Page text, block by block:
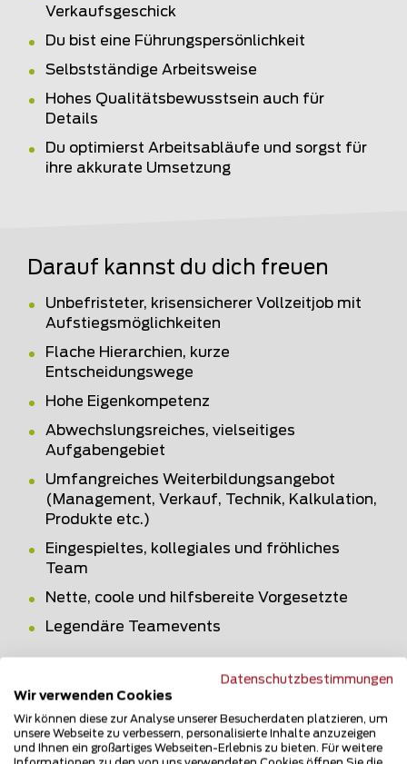
Verkaufsgeschick
Du bist eine Führungspersönlichkeit
Selbstständige Arbeitsweise
Hohes Qualitätsbewusstsein auch für
Details
Du optimierst Arbeitsabläufe und sorgst für
ihre akkurate Umsetzung
Darauf kannst du dich freuen
Unbefristeter, krisensicherer Vollzeitjob mit
Aufstiegsmöglichkeiten
Flache Hierarchien, kurze
Entscheidungswege
Hohe Eigenkompetenz
Abwechslungsreiches, vielseitiges
Aufgabengebiet
Umfangreiches Weiterbildungsangebot
(Management, Verkauf, Technik, Kalkulation,
Produkte etc.)
Eingespieltes, kollegiales und fröhliches
Team
Nette, coole und hilfsbereite Vorgesetzte
Legendäre Teamevents
freuen wir uns auf deine Bewerbung, ob
Datenschutzbestimmungen
Wir verwenden Cookies
Wir können diese zur Analyse unserer Besucherdaten platzieren, um
unsere Webseite zu verbessern, personalisierte Inhalte anzuzeigen
und Ihnen ein großartiges Webseiten-Erlebnis zu bieten. Für weitere